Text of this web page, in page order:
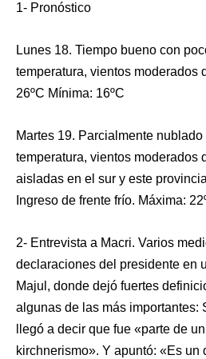
1- Pronóstico
Lunes 18. Tiempo bueno con
temperatura, vientos moderados
26ºC Mínima: 16ºC
Martes 19. Parcialmente
temperatura, vientos moderados
aisladas en el sur y este
Ingreso de frente frío. Máxima:
2- Entrevista a Macri. Varios
declaraciones del presidente en
Majul, donde dejó fuertes
algunas de las más importantes:
llegó a decir que fue «parte de
kirchnerismo». Y apuntó: «Es un